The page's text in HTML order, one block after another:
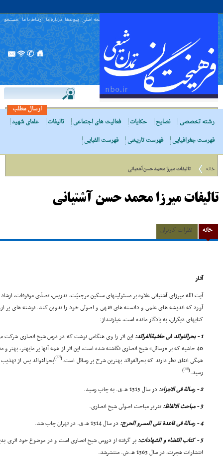
صفحه اصلی پیوندها درباره ما ارتباط با ما جستجو
ارسال مطلب
رشته تخصصی
نصایح حکایات فعالیت های اجتماعی تالیفات
علمای شهید
فهرست جغرافیایی
فهرست تاریخی فهرست الفبایی
خانه تالیفات میرزا محمد حسن آشتیانی
تالیفات میرزا محمد حسن آشتیانی
خانه نظرات کاربران
آثـار
آیت الله میرزاى آشتیانى علاوه بر مسئولیتهاى سنگین مرجعیّت، تدریس، تصدّى موقوفات،
آورد که اندیشه هاى علمى و دانسته هاى فقهى و اصولى خود را تدوین کند. نوشته هاى
کتابهاى دیگران، به یادگار مانده است، عبارتنداز:
1 - بحرالفوائد فى حاشیةالفرائد:
این اثر را وى هنگامى نوشت که در درس شیخ انصارى شرکت مى
40 حاشیه که بر «رسائل» شیخ انصارى نگاشته شده است، این اثر از همه آنها پر مایهتر، بهتر و مفیدتر است.
همگى اتفاق نظر دارند که بحرالفوائد بهترین شرح بر رسائل است.(
[37]
)
رسید.(
[38]
)
2 - رسالة فى الاجزاء:
در سال 1315 هـ.ق. به چاپ رسید.
3 - مباحث الالفاظ:
تقریر مباحث اصولى شیخ انصارى.
4 - رسالة فى قاعدة نفى العسرو الحرج:
در سال 1314 هـ.ق. در تهران چاپ شد.
5 - کتاب القضاء و الشهادات:
انتشارات هجرت، در سال 1363 هـ.ش. منتشرشد.